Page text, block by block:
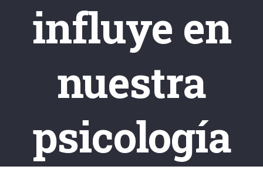
influye en
nuestra
psicología